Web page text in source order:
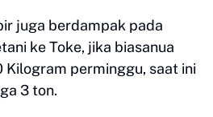
juga berdampak pada
ke Toke, jika biasanua
Kilogram perminggu, saat ini
3 ton.